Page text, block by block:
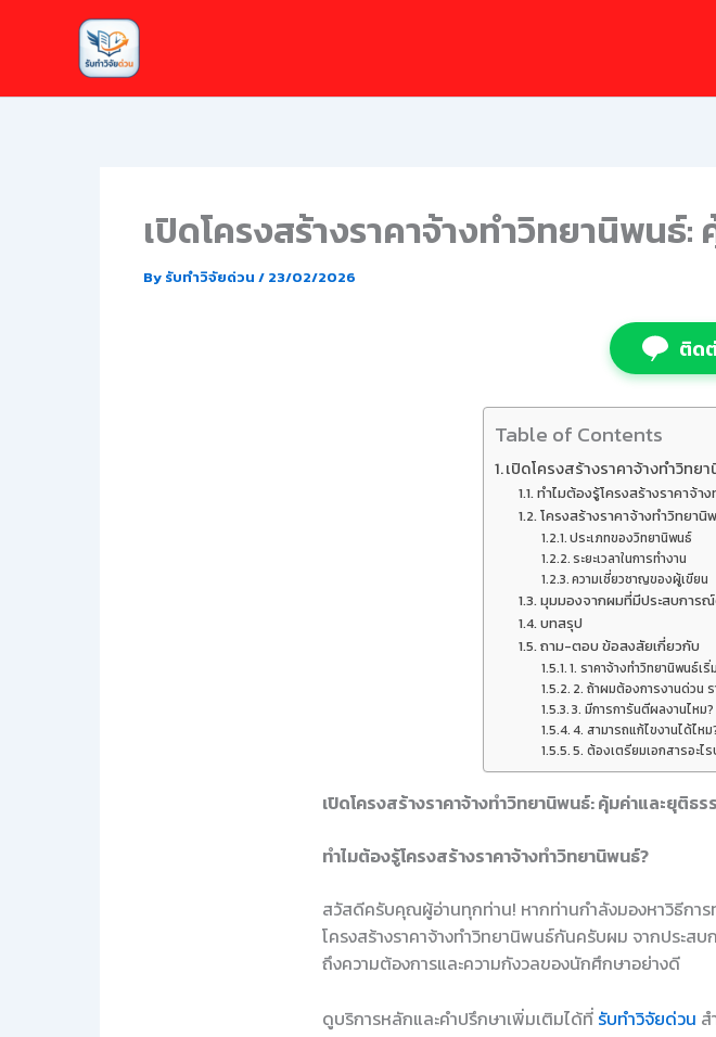
เปิดโครงสร้างราคาจ้างทำวิทยานิพนธ์
By รับทำวิจัยด่วน / 23/02/2026
ติด
Table of Contents
เปิดโครงสร้างราคาจ้างทำวิทย
ทำไมต้องรู้โครงสร้างราคาจ้า
โครงสร้างราคาจ้างทำวิทยานิ
ประเภทของวิทยานิพนธ์
ระยะเวลาในการทำงาน
ความเชี่ยวชาญของผู้เขียน
มุมมองจากผมที่มีประสบการ
บทสรุป
ถาม-ตอบ ข้อสงสัยเกี่ยวกับ
1. ราคาจ้างทำวิทยานิพนธ์เ
2. ถ้าผมต้องการงานด่วน ร
3. มีการการันตีผลงานไหม?
4. สามารถแก้ไขงานได้ไหม
5. ต้องเตรียมเอกสารอะไ
เปิดโครงสร้างราคาจ้างทำวิทยานิพนธ์: คุ้มค่าและยุติธร
ทำไมต้องรู้โครงสร้างราคาจ้างทำวิทยานิพนธ์?
สวัสดีครับคุณผู้อ่านทุกท่าน! หากท่านกำลังมองหาวิธีกา
โครงสร้างราคาจ้างทำวิทยานิพนธ์กันครับผม จากประส
ถึงความต้องการและความกังวลของนักศึกษาอย่างดี
ดูบริการหลักและคำปรึกษาเพิ่มเติมได้ที่ รับทำวิจัยด่วน